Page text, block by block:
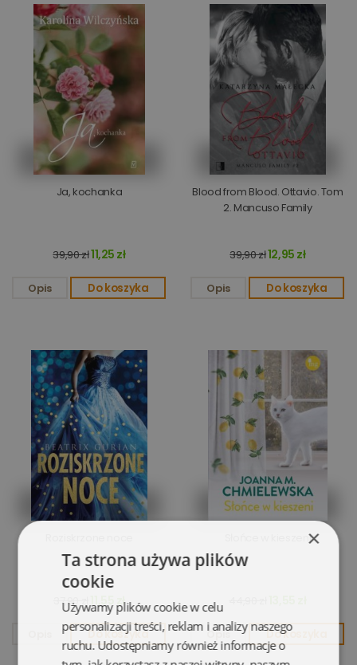
Ja, kochanka
39,90 zł11,25 zł
Opis Do koszyka
Blood from Blood. Ottavio. Tom
2. Mancuso Family
39,90 zł12,95 zł
Opis Do koszyka
37,90 zł 11,55 zł
Do koszyka
Słońce w kieszeni
Opis Do koszyka
×
Ta strona używa plików
cookie
Używamy plików cookie w celu
personalizacji treści, reklam i analizy naszego
ruchu. Udostępniamy również informacje o